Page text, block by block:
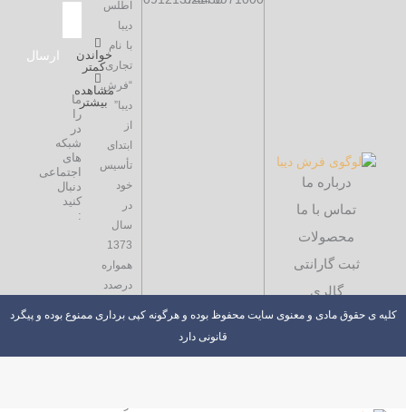
درباره ما
تماس با ما
محصولات
ثبت گارانتی
گالری
اطلس
دیبا
با نام
تجاری
“فرش
دیبا”
ابتدای
تأسیس
خود
سال
1373
همواره
درصدد
در
خواندن
کمتر
مشاهده
بیشتر
ارسال
ما
شبکه
های
اجتماعی
دنبال
کنید
ی حقوق مادی و معنوی سایت محفوظ بوده و هرگونه کپی برداری ممنوع بوده و پیگرد
قانونی دارد